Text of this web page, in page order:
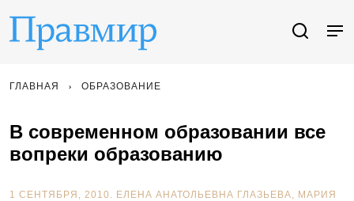
ГЛАВНАЯ ОБРАЗОВАНИЕ
В современном образовании все
вопреки образованию
1 СЕНТЯБРЯ, 2010. ЕЛЕНА АНАТОЛЬЕВНА ГЛАЗЬЕВА
МАРИЯ